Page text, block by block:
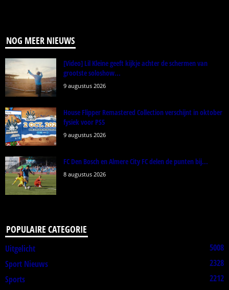
NOG MEER NIEUWS
[Video] Lil Kleine geeft kijkje achter de schermen van
grootste soloshow...
9 augustus 2026
House Flipper Remastered Collection verschijnt in oktober
fysiek voor PS5
9 augustus 2026
FC Den Bosch en Almere City FC delen de punten bij...
8 augustus 2026
POPULAIRE CATEGORIE
Uitgelicht
5008
Sport Nieuws
2328
Sports
2212